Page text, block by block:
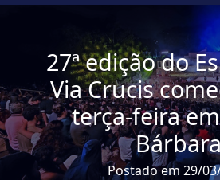
27ª edição do
Via Crucis
terça-feira
Postado em 29/